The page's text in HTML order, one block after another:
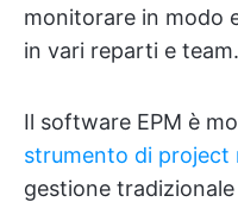
monitorare in modo
in vari reparti e team.
Il software EPM è
strumento di project
gestione